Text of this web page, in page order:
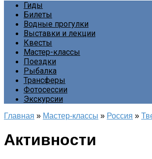
Гиды
Билеты
Водные прогулки
Выставки и лекции
Квесты
Мастер-классы
Поездки
Рыбалка
Трансферы
Фотосессии
Экскурсии
Главная » Мастер-классы » Россия »
Активности